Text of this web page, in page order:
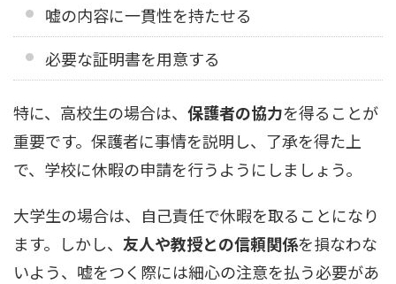
嘘の内容に一貫性を持たせる
必要な証明書を用意する
特に、高校生の場合は、 保護者の協力を得ることが
重要です。保護者に事情を説明し、了承を得た上
で、学校に休暇の申請を行うようにしましょう。
大学生の場合は、自己責任で休暇を取ることになり
ます。しかし、 友人や教授との信頼関係を損なわな
いよう、嘘をつく際には細心の注意を払う必要があ